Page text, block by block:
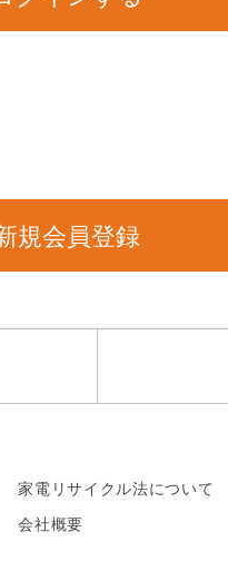
家電リサイクル法について
会社概要